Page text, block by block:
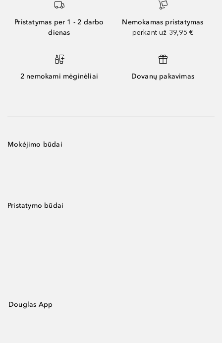
Pristatymas per 1 - 2 darbo
dienas
Nemokamas pristatymas
perkant už 39,95 €
2 nemokami mėginėliai Dovanų pakavimas
Mokėjimo būdai
Pristatymo būdai
Douglas App